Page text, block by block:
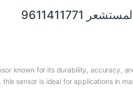
9611411771
known for its durability, accuracy,
sensor is ideal for applications in